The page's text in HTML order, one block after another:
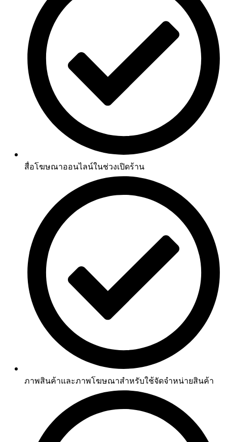
สื่อโฆษณาออนไลน์ในช่วงเปิดร้าน
ภาพสินค้าและภาพโฆษณาสำหรับใช้จัดจำหน่ายสินค้า